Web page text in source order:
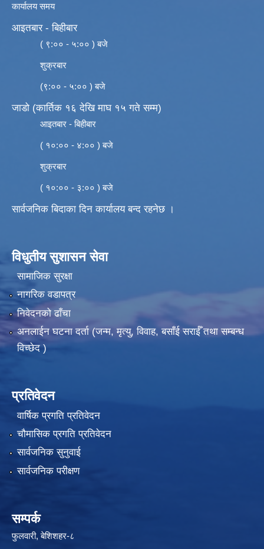
कार्यालय समय
आइतबार - बिहीबार
( ९:०० - ५:०० ) बजे
शुक्रबार
(९:०० - ५:०० ) बजे
जाडो (कार्तिक १६ देखि माघ १५ गते सम्म)
आइतबार - बिहीबार
( १०:०० - ४:०० ) बजे
शुक्रबार
( १०:०० - ३:०० ) बजे
सार्वजनिक बिदाका दिन कार्यालय बन्द रहनेछ ।
विधुतीय सुशासन सेवा
सामाजिक सुरक्षा
नागरिक वडापत्र
निवेदनको ढाँचा
अनलाईन घटना दर्ता (जन्म, मृत्यु, विवाह, बसाँई सराईँ तथा सम्बन्ध
विच्छेद )
प्रतिवेदन
वार्षिक प्रगति प्रतिवेदन
चौमासिक प्रगति प्रतिवेदन
सार्वजनिक सुनुवाई
सार्वजनिक परीक्षण
सम्पर्क
फुलवारी, बेशिशहर-८